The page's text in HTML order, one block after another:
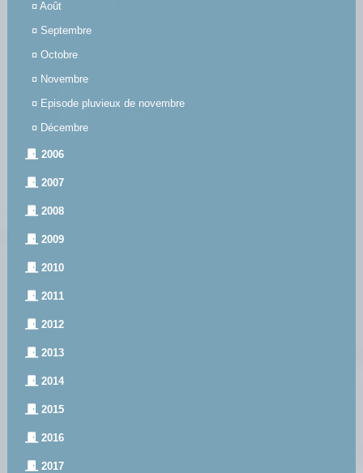
¤ Août
¤ Septembre
¤ Octobre
¤ Novembre
¤ Episode pluvieux de novembre
¤ Décembre
2006
2007
2008
2009
2010
2011
2012
2013
2014
2015
2016
2017